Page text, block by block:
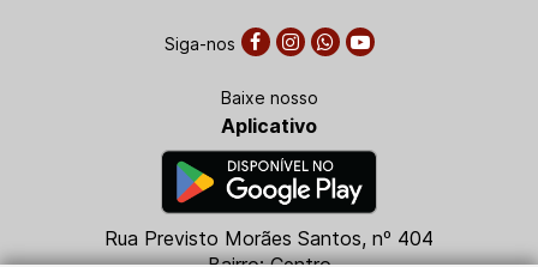
Rua Previsto Morães Santos, nº 404
Siga-nos
Baixe nosso
Aplicativo